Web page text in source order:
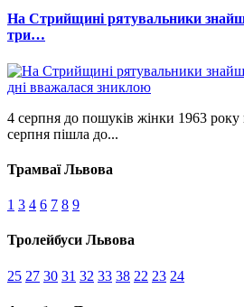
На Стрийщині рятувальники
три…
4 серпня до пошуків жінки 1963 року
серпня пішла до...
Трамваї Львова
1 3 4 6 7 8 9
Тролейбуси Львова
25 27 30 31 32 33 38 22 23 24